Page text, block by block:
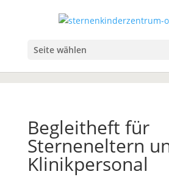
Seite wählen
Begleitheft für
Sterneneltern
Klinikpersonal